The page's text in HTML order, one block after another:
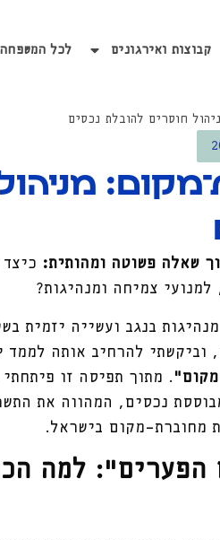
קבוצות ואירגונים לכל המשפחה
חוסרים להובלת נכסים
שאלה פשוטה ומהותית:
צמיחה ומנהיגות?
וביקשתי להרחיב אותה לממד
. מתוך תפיסה זו
נכסים, המהווה את
מחוברת־מקום בישראל.
למה